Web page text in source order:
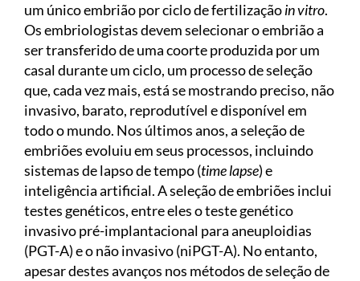
um único embrião por ciclo de fertilizaçãoin vitro.
Os embriologistas devem selecionar o embrião a
ser transferido de uma coorte produzida por um
casal durante um ciclo, um processo de seleção
que, cada vez mais, está se mostrando preciso, não
invasivo, barato, reprodutível e disponível em
todo o mundo. Nos últimos anos, a seleção de
embriões evoluiu em seus processos, incluindo
sistemas de lapso de tempo (time lapse) e
inteligência artificial. A seleção de embriões inclui
testes genéticos, entre eles o teste genético
invasivo pré-implantacional para aneuploidias
(PGT-A) e o não invasivo (niPGT-A). No entanto,
apesar destes avanços nos métodos de seleção de